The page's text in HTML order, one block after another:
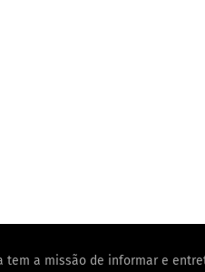
tem a missão de informar e